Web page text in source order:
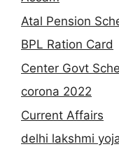
Atal Pension
BPL Ration Card
Center Govt
corona 2022
Current Affairs
delhi lakshmi